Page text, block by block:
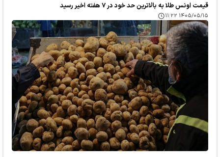
قیمت اونس طلا به بالاترین حد خود در ۷ هفته اخیر رسید
۱۴۰۵/۰۵/۱۵ ۱۱:۲۲